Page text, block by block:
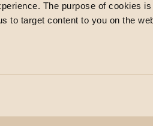
The purpose of cookies
to target content to you on the
Hütte